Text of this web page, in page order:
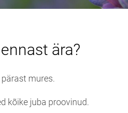
ära?
mures.
kõike juba proovinud.